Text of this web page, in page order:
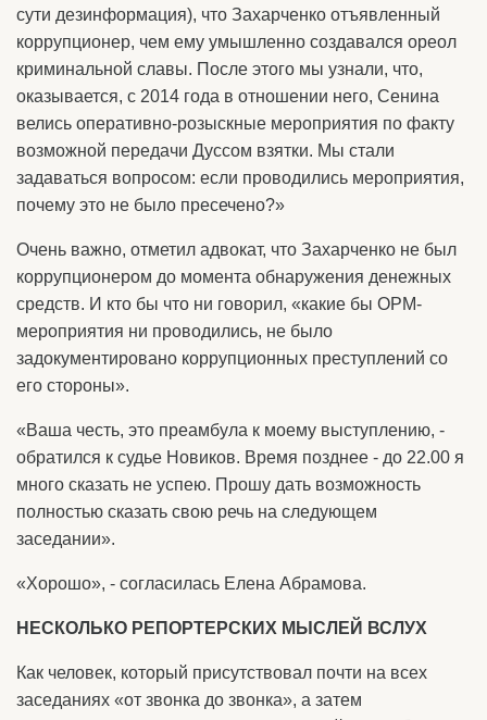
сути дезинформация), что Захарченко отъявленный
коррупционер, чем ему умышленно создавался ореол
криминальной славы. После этого мы узнали, что,
оказывается, с 2014 года в отношении него, Сенина
велись оперативно-розыскные мероприятия по факту
возможной передачи Дуссом взятки. Мы стали
задаваться вопросом: если проводились мероприятия,
почему это не было пресечено?»
Очень важно, отметил адвокат, что Захарченко не был
коррупционером до момента обнаружения денежных
средств. И кто бы что ни говорил, «какие бы ОРМ-
мероприятия ни проводились, не было
задокументировано коррупционных преступлений со
его стороны».
«Ваша честь, это преамбула к моему выступлению, -
обратился к судье Новиков. Время позднее - до 22.00 я
много сказать не успею. Прошу дать возможность
полностью сказать свою речь на следующем
заседании».
«Хорошо», - согласилась Елена Абрамова.
НЕСКОЛЬКО РЕПОРТЕРСКИХ МЫСЛЕЙ ВСЛУХ
Как человек, который присутствовал почти на всех
заседаниях «от звонка до звонка», а затем